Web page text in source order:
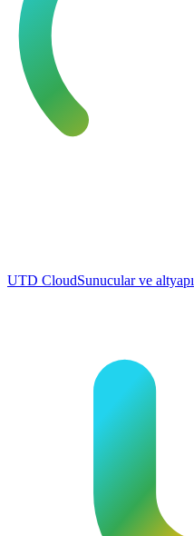
UTD CloudSunucular ve altyapı